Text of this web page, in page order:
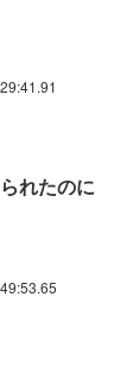
れたのに